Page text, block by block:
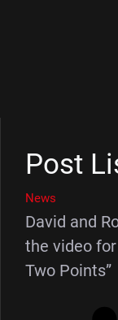
Post
News
David and
the video
Two Points”